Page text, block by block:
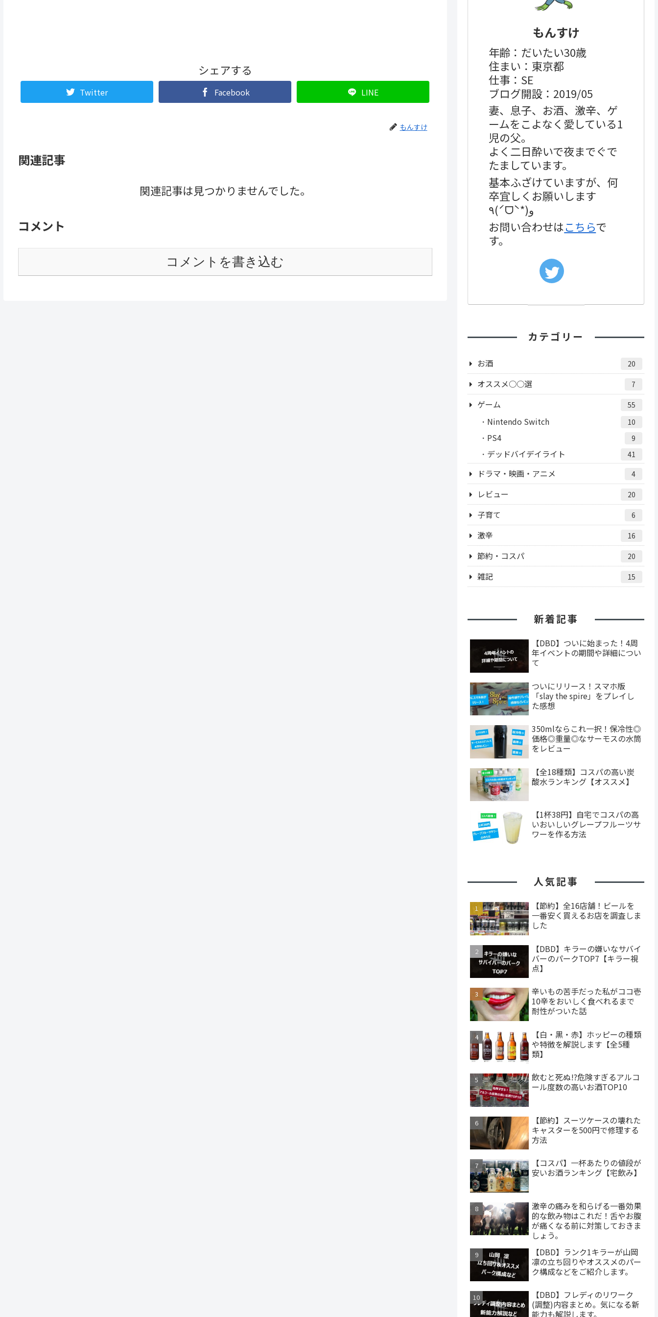
シェアする
Twitter Facebook LINE
もんすけ
関連記事
関連記事は見つかりませんでした。
コメント
コメントを書き込む
もんすけ
年齢：だいたい30歳
住まい：東京都
仕事：SE
ブログ開設：2019/05
妻、息子、お酒、激辛、ゲ
ームをこよなく愛している1
児の父。
よく二日酔いで夜までぐで
たましています。
基本ふざけていますが、何
卒宜しくお願いします
٩(ˊᗜˋ*)و
お問い合わせはこちらで
す。
カテゴリー
お酒 20
オススメ○○選 7
ゲーム 55
Nintendo Switch 10
PS4 9
デッドバイデイライト 41
ドラマ・映画・アニメ 4
レビュー 20
子育て 6
激辛 16
節約・コスパ 20
雑記 15
新着記事
【DBD】ついに始まった！4周
年イベントの期間や詳細につい
て
ついにリリース！スマホ版
「slay the spire」をプレイし
た感想
350mlならこれ一択！保冷性◎
価格◎重量◎なサーモスの水筒
をレビュー
【全18種類】コスパの高い炭
酸水ランキング【オススメ】
【1杯38円】自宅でコスパの高
いおいしいグレープフルーツサ
ワーを作る方法
人気記事
【節約】全16店舗！ビールを
一番安く買えるお店を調査しま
した
【DBD】キラーの嫌いなサバイ
バーのパークTOP7【キラー視
点】
辛いもの苦手だった私がココ壱
10辛をおいしく食べれるまで
耐性がついた話
【白・黒・赤】ホッピーの種類
や特徴を解説します【全5種
類】
飲むと死ぬ!?危険すぎるアルコ
ール度数の高いお酒TOP10
【節約】スーツケースの壊れた
キャスターを500円で修理する
方法
【コスパ】一杯あたりの値段が
安いお酒ランキング【宅飲み】
激辛の痛みを和らげる一番効果
的な飲み物はこれだ！舌やお腹
が痛くなる前に対策しておきま
しょう。
【DBD】ランク1キラーが山岡
凛の立ち回りやオススメのパー
ク構成などをご紹介します。
【DBD】フレディのリワーク
(調整)内容まとめ。気になる新
能力も解説します。